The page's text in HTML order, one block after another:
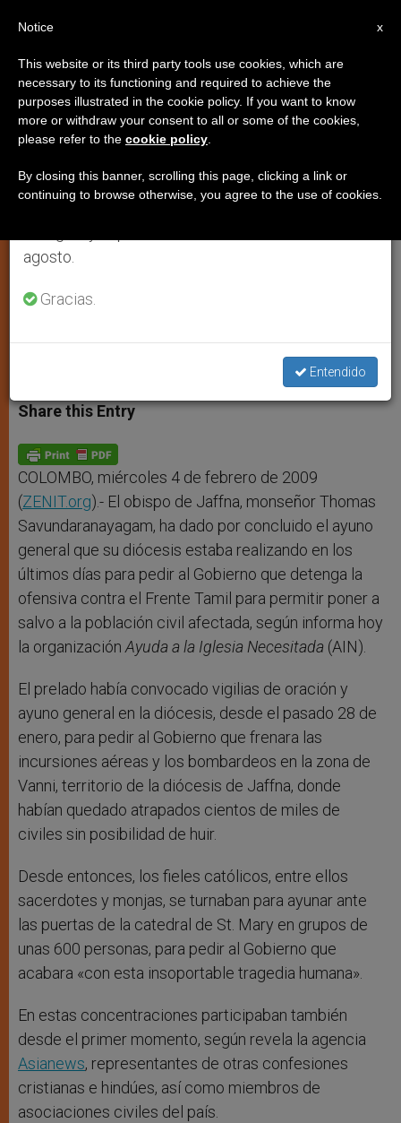
Seis días de ayuno para pedir
que termine la ofensiva en Sri
Lanka
Organizado por el obispo de Jaffna, en
CULTURA
t
s
p
p
s
e
g
e
r
e
b
o
k
t r
Share this Entry
COLOMBO, miércoles 4 de febrero de 2009
(ZENIT.org).- El obispo de Jaffna, monseñor Thomas
Savundaranayagam, ha dado por concluido el ayuno
general que su diócesis estaba realizando en los
últimos días para pedir al Gobierno que detenga la
ofensiva contra el Frente Tamil para permitir poner a
salvo a la población civil afectada, según informa hoy
la organizaciónAyuda a la Iglesia Necesitada (AIN).
El prelado había convocado vigilias de oración y
ayuno general en la diócesis, desde el pasado 28 de
enero, para pedir al Gobierno que frenara las
incursiones aéreas y los bombardeos en la zona de
Vanni, territorio de la diócesis de Jaffna, donde
habían quedado atrapados cientos de miles de
civiles sin posibilidad de huir.
Desde entonces, los fieles católicos, entre ellos
sacerdotes y monjas, se turnaban para ayunar ante
las puertas de la catedral de St. Mary en grupos de
unas 600 personas, para pedir al Gobierno que
acabara «con esta insoportable tragedia humana».
En estas concentraciones participaban también
desde el primer momento, según revela la agencia
Asianews, representantes de otras confesiones
cristianas e hindúes, así como miembros de
asociaciones civiles del país.
×
Aviso importante
Del 27 de julio al 7 de agosto haremos la pausa
anual, aprovechando que en el periodo de verano
se generan menos informaciones y también el
agosto.
Gracias.
Entendido
x
Notice
This website or its third party tools use cookies, which are
necessary to its functioning and required to achieve the
purposes illustrated in the cookie policy. If you want to know
more or withdraw your consent to all or some of the cookies,
please refer to the cookie policy
By closing this banner, scrolling this page, clicking a link or
continuing to browse otherwise, you agree to the use of cookies.